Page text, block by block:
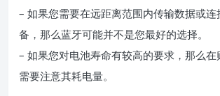
– 如果您需要在远距离范围内传输数据或
备，那么蓝牙可能并不是您最好的选择。
– 如果您对电池寿命有较高的要求，那么
需要注意其耗电量。